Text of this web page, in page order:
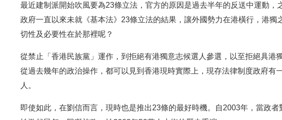
最近建制派開始吹風要為23條立法，官方的原因是過去半年的反送中運動，
政府一直以來未就《基本法》23條立法的結果，讓外國勢力在港橫行，港獨
切性及必要性在於那裡呢？
從禁止「香港民族黨」運作，到拒絕有港獨意志候選人參選，以至拒絕具港
從過去幾年的政治操作，都可以見到香港現時實際上，現存法律制度政府有
人。
即使如此，在劉信而言，現時也是推出23條的最好時機。自2003年，當政